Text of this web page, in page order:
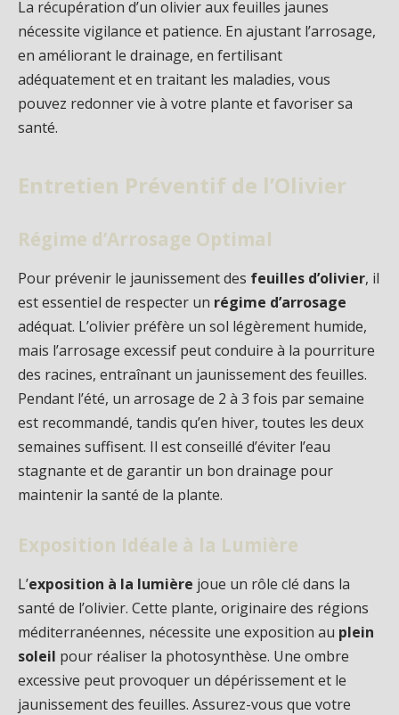
La récupération d’un olivier aux feuilles jaunes
nécessite vigilance et patience. En ajustant l’arrosage,
en améliorant le drainage, en fertilisant
adéquatement et en traitant les maladies, vous
pouvez redonner vie à votre plante et favoriser sa
santé.
Entretien Préventif de l’Olivier
Régime d’Arrosage Optimal
Pour prévenir le jaunissement des feuilles d’olivier, il
est essentiel de respecter un régime d’arrosage
adéquat. L’olivier préfère un sol légèrement humide,
mais l’arrosage excessif peut conduire à la pourriture
des racines, entraînant un jaunissement des feuilles.
Pendant l’été, un arrosage de 2 à 3 fois par semaine
est recommandé, tandis qu’en hiver, toutes les deux
semaines suffisent. Il est conseillé d’éviter l’eau
stagnante et de garantir un bon drainage pour
maintenir la santé de la plante.
Exposition Idéale à la Lumière
L’exposition à la lumière joue un rôle clé dans la
santé de l’olivier. Cette plante, originaire des régions
méditerranéennes, nécessite une exposition au plein
soleil pour réaliser la photosynthèse. Une ombre
excessive peut provoquer un dépérissement et le
jaunissement des feuilles. Assurez-vous que votre